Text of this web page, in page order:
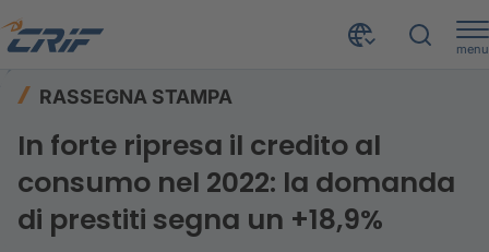
menu
RASSEGNA STAMPA
In forte ripresa il credito al
consumo nel 2022: la domanda
di prestiti segna un +18,9%